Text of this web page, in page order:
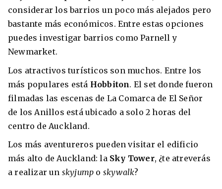
considerar los barrios un poco más alejados pero
bastante más económicos. Entre estas opciones
puedes investigar barrios como Parnell y
Newmarket.
Los atractivos turísticos son muchos. Entre los
más populares está Hobbiton. El set donde fueron
filmadas las escenas de La Comarca de El Señor
de los Anillos está ubicado a solo 2 horas del
centro de Auckland.
Los más aventureros pueden visitar el edificio
más alto de Auckland: la Sky Tower, ¿te atreverás
a realizar un skyjump o skywalk?